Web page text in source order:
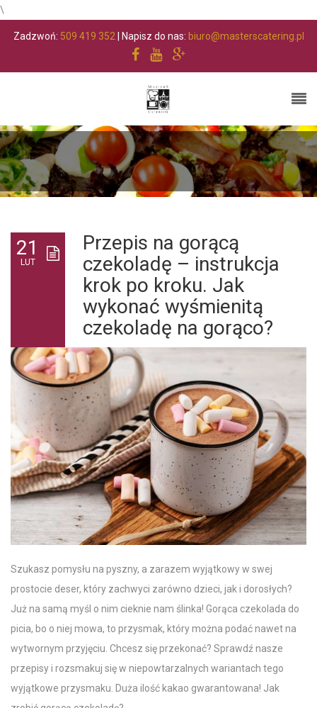
\
Zadzwoń: 509 419 352 | Napisz do nas: biuro@masterscatering.pl
21
LUT
Przepis na gorącą
czekoladę – instrukcja
krok po kroku. Jak
wykonać wyśmienitą
czekoladę na gorąco?
Szukasz pomysłu na pyszny, a zarazem wyjątkowy w swej
prostocie deser, który zachwyci zarówno dzieci, jak i dorosłych?
Już na samą myśl o nim cieknie nam ślinka! Gorąca czekolada do
picia, bo o niej mowa, to przysmak, który można podać nawet na
wytwornym przyjęciu. Chcesz się przekonać? Sprawdź nasze
przepisy i rozsmakuj się w niepowtarzalnych wariantach tego
wyjątkowe przysmaku. Duża ilość kakao gwarantowana! Jak